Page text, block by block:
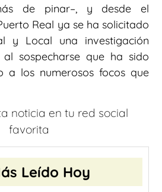
de pinar–, y desde el
Real ya se ha solicitado
y Local una investigación
sospecharse que ha sido
a los numerosos focos que
noticia en tu red social
favorita
Leído Hoy